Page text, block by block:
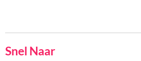
Snel Naar